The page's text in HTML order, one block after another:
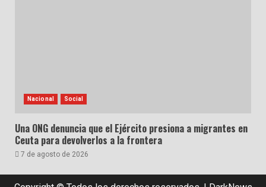
Nacional Social
Una ONG denuncia que el Ejército presiona a migrantes en
Ceuta para devolverlos a la frontera
7 de agosto de 2026